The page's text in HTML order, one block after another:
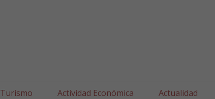
Turismo Actividad Económica Actualidad